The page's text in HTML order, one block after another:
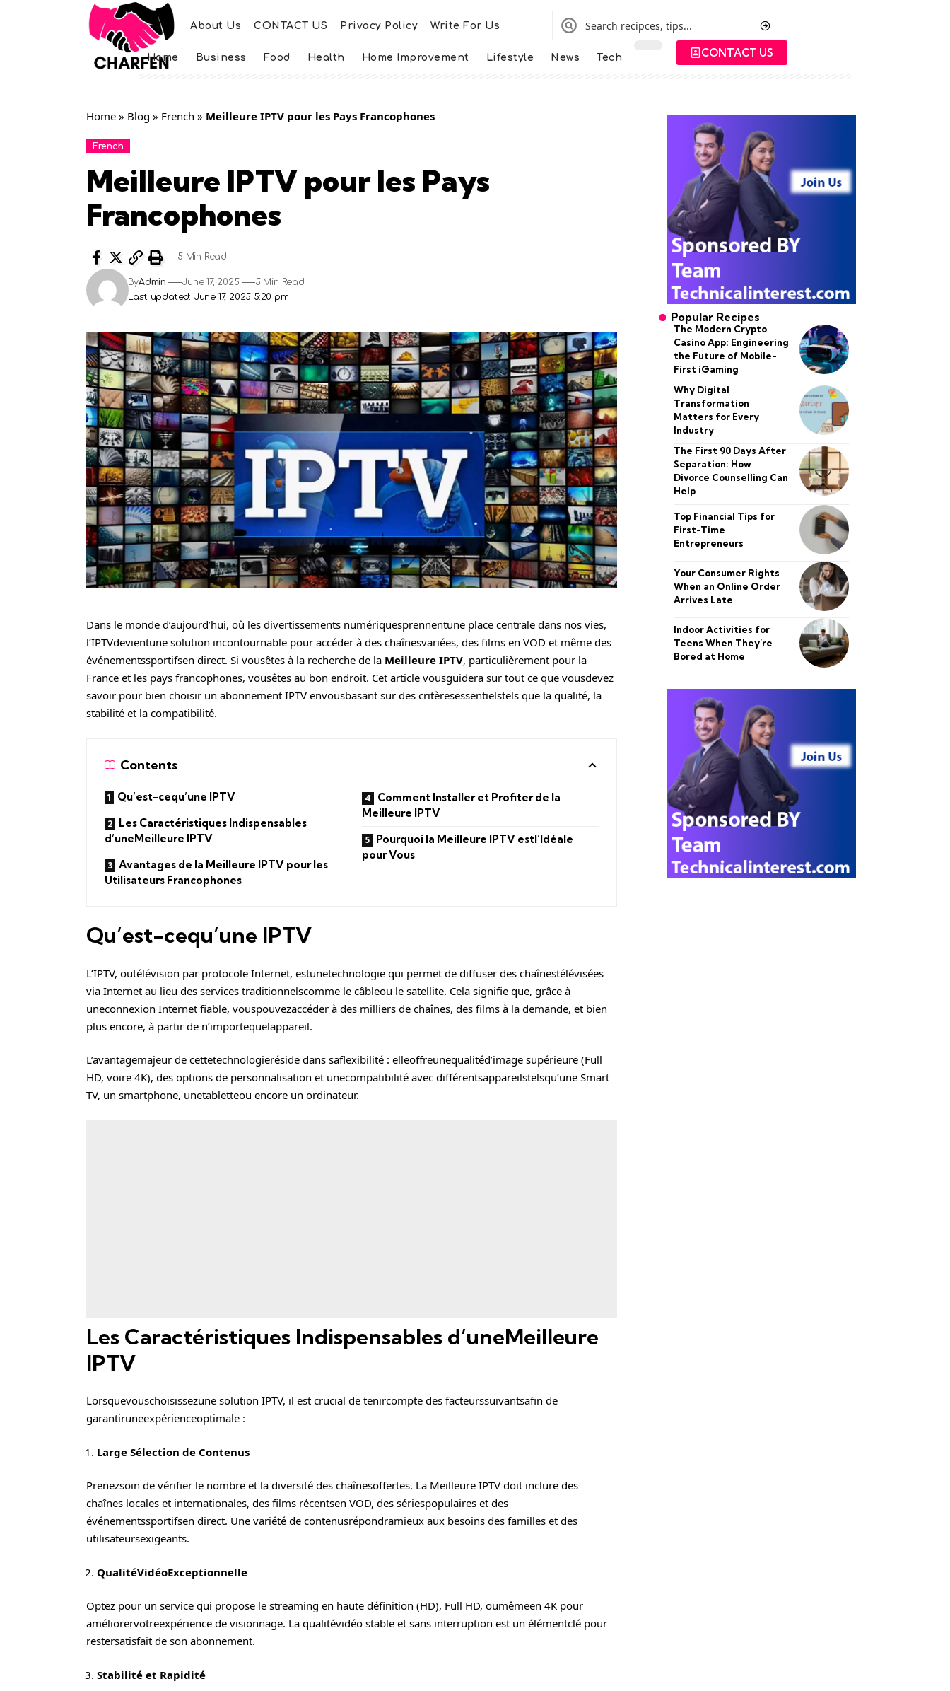
About Us CONTACT US Privacy Policy Write For Us
Home Business Food Health Home Improvement Lifestyle News Tech CONTACT US
Home » Blog » French » Meilleure IPTV pour les Pays Francophones
French
Meilleure IPTV pour les Pays
Francophones
Last updated: June 17, 2025 5:20 pm
ByAdmin June 17, 2025 5 Min Read
5 Min Read
Dans le monde d’aujourd’hui, où les divertissements numériquesprennentune place centrale dans nos vies,
l’IPTVdevientune solution incontournable pour accéder à des chaînesvariées, des films en VOD et même des
événementssportifsen direct. Si vousêtes à la recherche de la Meilleure IPTV, particulièrement pour la
France et les pays francophones, vousêtes au bon endroit. Cet article vousguidera sur tout ce que vousdevez
savoir pour bien choisir un abonnement IPTV envousbasant sur des critèresessentielstels que la qualité, la
stabilité et la compatibilité.
Contents
Qu’est-cequ’une IPTV
Les Caractéristiques Indispensables
d’uneMeilleure IPTV
Avantages de la Meilleure IPTV pour les
Utilisateurs Francophones
Comment Installer et Profiter de la
Meilleure IPTV
Pourquoi la Meilleure IPTV estl’Idéale
pour Vous
Qu’est-cequ’une IPTV
L’IPTV, outélévision par protocole Internet, estunetechnologie qui permet de diffuser des chaînestélévisées
via Internet au lieu des services traditionnelscomme le câbleou le satellite. Cela signifie que, grâce à
uneconnexion Internet fiable, vouspouvezaccéder à des milliers de chaînes, des films à la demande, et bien
plus encore, à partir de n’importequelappareil.
L’avantagemajeur de cettetechnologieréside dans saflexibilité : elleoffreunequalitéd’image supérieure (Full
HD, voire 4K), des options de personnalisation et unecompatibilité avec différentsappareilstelsqu’une Smart
TV, un smartphone, unetabletteou encore un ordinateur.
Les Caractéristiques Indispensables d’uneMeilleure
IPTV
Lorsquevouschoisissezune solution IPTV, il est crucial de tenircompte des facteurssuivantsafin de
garantiruneexpérienceoptimale :
Large Sélection de Contenus
Prenezsoin de vérifier le nombre et la diversité des chaînesoffertes. La Meilleure IPTV doit inclure des
chaînes locales et internationales, des films récentsen VOD, des sériespopulaires et des
événementssportifsen direct. Une variété de contenusrépondramieux aux besoins des familles et des
utilisateursexigeants.
QualitéVidéoExceptionnelle
Optez pour un service qui propose le streaming en haute définition (HD), Full HD, oumêmeen 4K pour
améliorervotreexpérience de visionnage. La qualitévidéo stable et sans interruption est un élémentclé pour
restersatisfait de son abonnement.
Stabilité et Rapidité
Popular Recipes
The Modern Crypto
Casino App: Engineering
the Future of Mobile-
First iGaming
Why Digital
Transformation
Matters for Every
Industry
The First 90 Days After
Separation: How
Divorce Counselling Can
Help
Top Financial Tips for
First-Time
Entrepreneurs
Your Consumer Rights
When an Online Order
Arrives Late
Indoor Activities for
Teens When They’re
Bored at Home